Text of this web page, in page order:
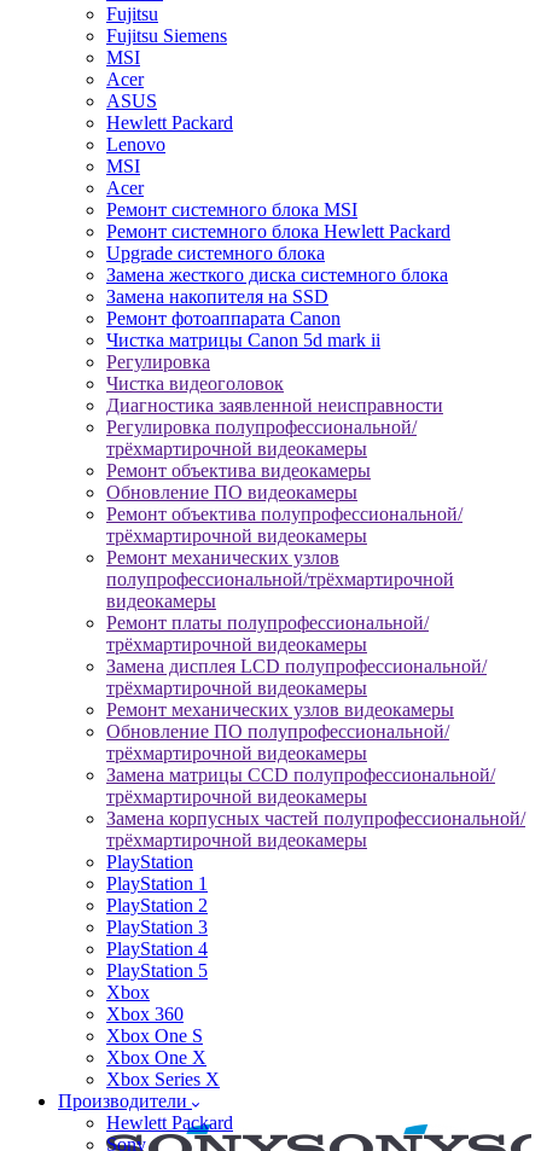
Fujitsu
Fujitsu Siemens
MSI
Acer
ASUS
Hewlett Packard
Lenovo
MSI
Acer
Ремонт системного блока MSI
Ремонт системного блока Hewlett Packard
Upgrade системного блока
Замена жесткого диска системного блока
Замена накопителя на SSD
Ремонт фотоаппарата Canon
Чистка матрицы Canon 5d mark ii
Регулировка
Чистка видеоголовок
Диагностика заявленной неисправности
Регулировка полупрофессиональной/
трёхмартирочной видеокамеры
Ремонт объектива видеокамеры
Обновление ПО видеокамеры
Ремонт объектива полупрофессиональной/
трёхмартирочной видеокамеры
Ремонт механических узлов
полупрофессиональной/трёхмартирочной
видеокамеры
Ремонт платы полупрофессиональной/
трёхмартирочной видеокамеры
Замена дисплея LCD полупрофессиональной/
трёхмартирочной видеокамеры
Ремонт механических узлов видеокамеры
Обновление ПО полупрофессиональной/
трёхмартирочной видеокамеры
Замена матрицы CCD полупрофессиональной/
трёхмартирочной видеокамеры
Замена корпусных частей полупрофессиональной/
трёхмартирочной видеокамеры
PlayStation
PlayStation 1
PlayStation 2
PlayStation 3
PlayStation 4
PlayStation 5
Xbox
Xbox 360
Xbox One S
Xbox One X
Xbox Series X
Производители
Hewlett Packard
Sony